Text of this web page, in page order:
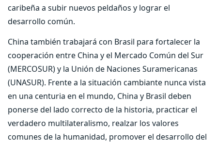
caribeña a subir nuevos peldaños y lograr el
desarrollo común.
China también trabajará con Brasil para fortalecer la
cooperación entre China y el Mercado Común del Sur
(MERCOSUR) y la Unión de Naciones Suramericanas
(UNASUR). Frente a la situación cambiante nunca vista
en una centuria en el mundo, China y Brasil deben
ponerse del lado correcto de la historia, practicar el
verdadero multilateralismo, realzar los valores
comunes de la humanidad, promover el desarrollo del